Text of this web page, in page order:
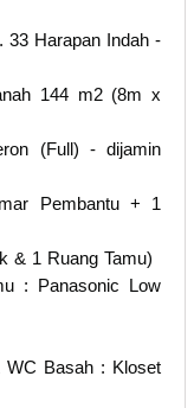
33 Harapan Indah -
144 m2 (8m x
(Full) - dijamin
Pembantu + 1
& 1 Ruang Tamu)
: Panasonic Low
Basah : Kloset